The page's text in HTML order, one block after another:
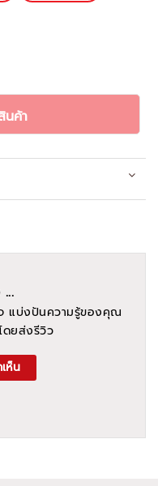
นค้า
แบ่งปันความรู้ของคุณ
ยส่งรีวิว
ห็น